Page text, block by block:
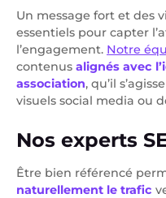
Un message fort et des
essentiels pour capter
l’engagement. Notre
contenus alignés avec
association, qu’il
visuels social media ou
Nos experts
Être bien référencé
naturellement le trafic